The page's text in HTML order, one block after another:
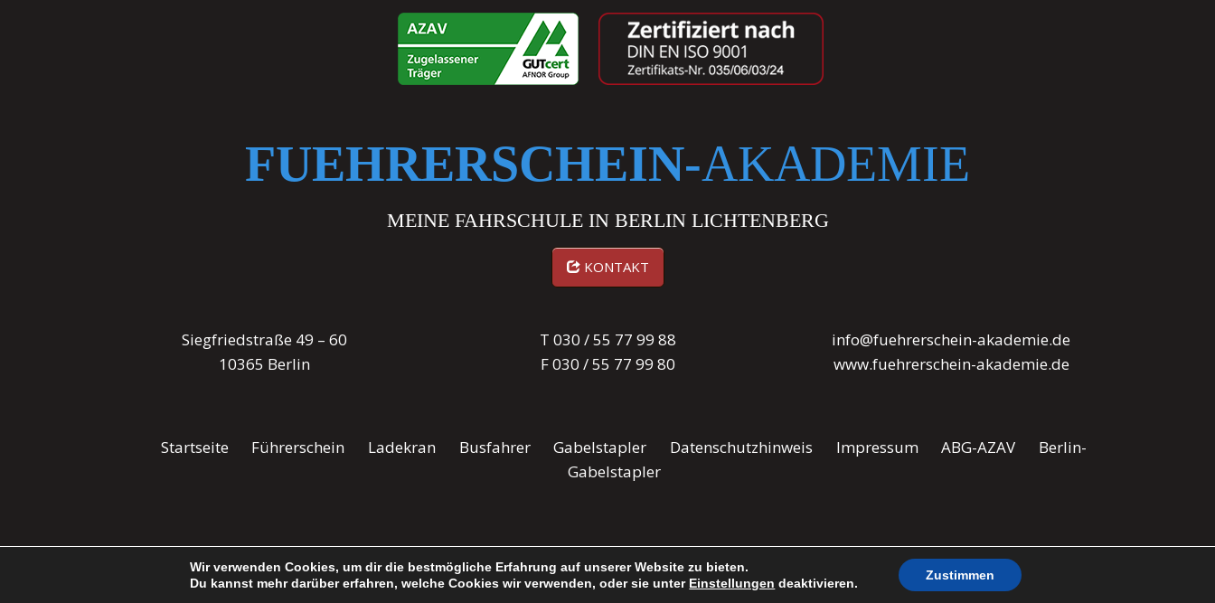
FUEHRERSCHEIN-AKADEMIE
MEINE FAHRSCHULE IN BERLIN LICHTENBERG
KONTAKT
Siegfriedstraße 49 – 60
10365 Berlin
T 030 / 55 77 99 88
F 030 / 55 77 99 80
info@fuehrerschein-akademie.de
www.fuehrerschein-akademie.de
Startseite Führerschein Ladekran Busfahrer Gabelstapler Datenschutzhinweis Impressum ABG-AZAV
Berlin-
Gabelstapler
2026 © Copyright Führerschein Akademie
Wir verwenden Cookies, um dir die bestmögliche Erfahrung auf unserer Website zu bieten.
Du kannst mehr darüber erfahren, welche Cookies wir verwenden, oder sie unter Einstellungen deaktivieren.
Zustimmen
Jetzt Kontakt aufnehmen!